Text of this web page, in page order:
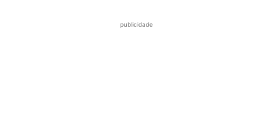
publicidade